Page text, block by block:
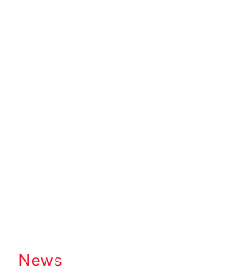
News